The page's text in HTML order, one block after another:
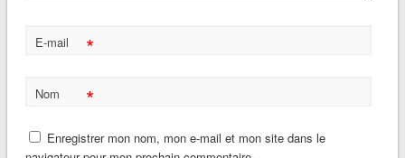
E-mail *
Nom *
Enregistrer mon nom, mon e-mail et mon site dans le